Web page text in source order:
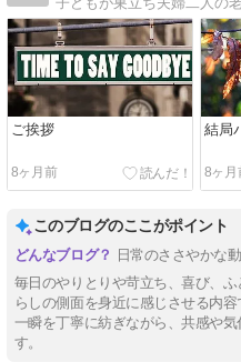
ご挨拶
8ヶ月前
結局
8ヶ月
このブログのここがポイント
日常のささやかな
毎日のやりとりや苛立ち、喜び、
らしの側面を身近に感じさせる内
一瞬を丁寧に紡ぎながら、共感や
す。